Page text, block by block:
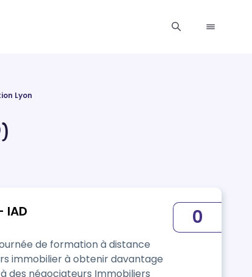
Lyon
IAD
de formation à distance
immobilier à obtenir davantage
des négociateurs Immobiliers
0